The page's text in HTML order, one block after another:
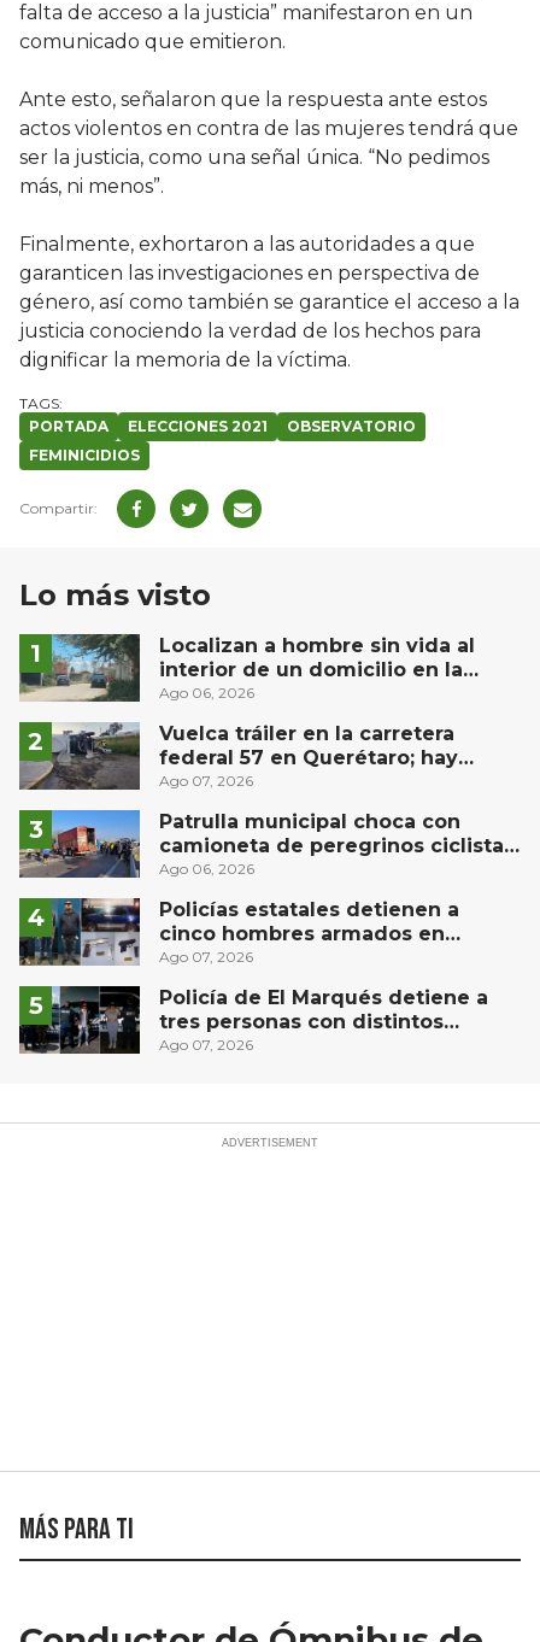
falta de acceso a la justicia” manifestaron en un
comunicado que emitieron.
Ante esto, señalaron que la respuesta ante estos
actos violentos en contra de las mujeres tendrá que
ser la justicia, como una señal única. “No pedimos
más, ni menos”.
Finalmente, exhortaron a las autoridades a que
garanticen las investigaciones en perspectiva de
género, así como también se garantice el acceso a la
justicia conociendo la verdad de los hechos para
dignificar la memoria de la víctima.
PORTADA ELECCIONES 2021
OBSERVATORIO
FEMINICIDIOS
Lo más visto
Localizan a hombre sin vida al
interior de un domicilio en la
comunidad El Rodeo, San Juan del
Ago 06, 2026
Vuelca tráiler en la carretera
federal 57 en Querétaro; hay
derrame de combustible
Ago 07, 2026
Patrulla municipal choca con
camioneta de peregrinos ciclistas
en la autopista México-Querétaro
Ago 06, 2026
Policías estatales detienen a
cinco hombres armados en
Puebla capital
Ago 07, 2026
Policía de El Marqués detiene a
tres personas con distintos
narcóticos
Ago 07, 2026
Más para ti